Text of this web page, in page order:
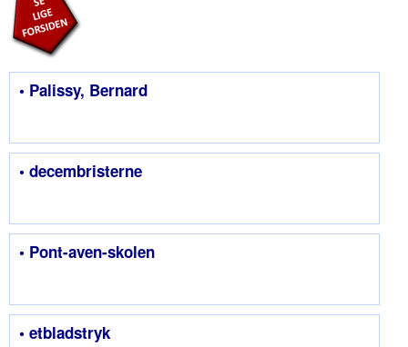
• Palissy, Bernard
• decembristerne
• Pont-aven-skolen
• etbladstryk